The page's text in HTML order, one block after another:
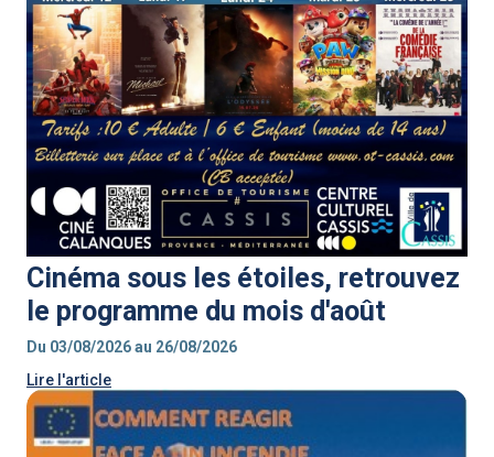
Cinéma sous les étoiles, retrouvez
le programme du mois d'août
Du 03/08/2026 au 26/08/2026
Lire l'article